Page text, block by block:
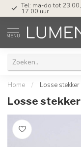
Tel: ma-do tot
17.00 uur
MENU
Home / Losse
Losse